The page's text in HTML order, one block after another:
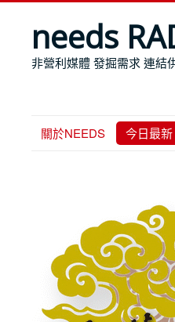
needs
非營利媒體 發掘需求 連結
關於NEEDS 今日最新